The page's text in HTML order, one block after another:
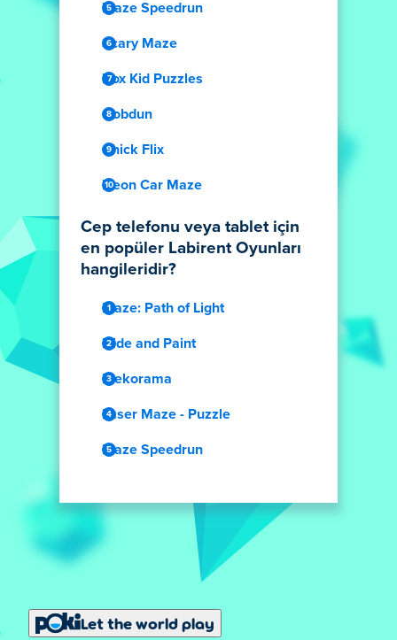
Maze Speedrun
Scary Maze
Box Kid Puzzles
Gobdun
Chick Flix
Neon Car Maze
Cep telefonu veya tablet için
en popüler Labirent Oyunları
hangileridir?
Maze: Path of Light
Hide and Paint
Mekorama
Laser Maze - Puzzle
Maze Speedrun
Let the world play